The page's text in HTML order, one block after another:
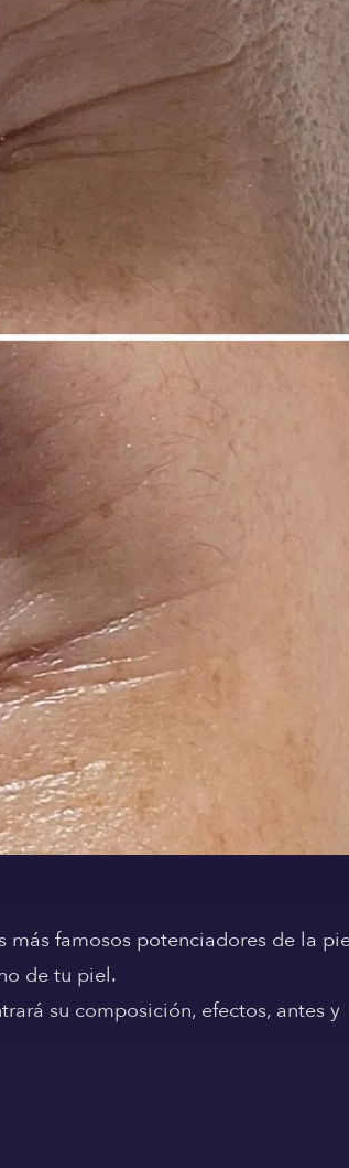
más famosos potenciadores de la
de tu piel.
su composición, efectos, antes y